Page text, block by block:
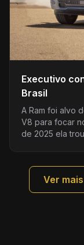
Executivo
Brasil
A Ram foi alvo
V8 para focar
de 2025 ela
Ver